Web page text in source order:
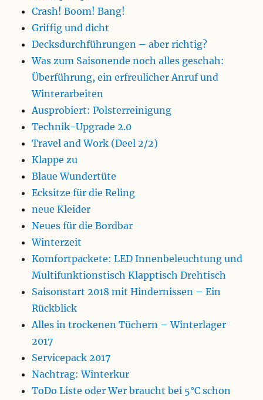
Crash! Boom! Bang!
Griffig und dicht
Decksdurchführungen – aber richtig?
Was zum Saisonende noch alles geschah:
Überführung, ein erfreulicher Anruf und
Winterarbeiten
Ausprobiert: Polsterreinigung
Technik-Upgrade 2.0
Travel and Work (Deel 2/2)
Klappe zu
Blaue Wundertüte
Ecksitze für die Reling
neue Kleider
Neues für die Bordbar
Winterzeit
Komfortpackete: LED Innenbeleuchtung und
Multifunktionstisch Klapptisch Drehtisch
Saisonstart 2018 mit Hindernissen – Ein
Rückblick
Alles in trockenen Tüchern – Winterlager
2017
Servicepack 2017
Nachtrag: Winterkur
ToDo Liste oder Wer braucht bei 5°C schon